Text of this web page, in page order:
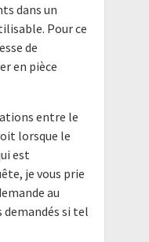
dans un
Pour ce
de
en pièce
entre le
lorsque le
est
je vous prie
au
si tel